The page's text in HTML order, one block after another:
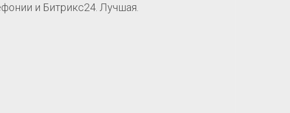
и Битрикс24. Лучшая.